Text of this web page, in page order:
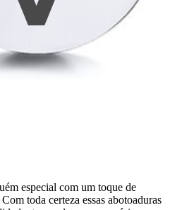
especial com um toque de
toda certeza essas abotoaduras